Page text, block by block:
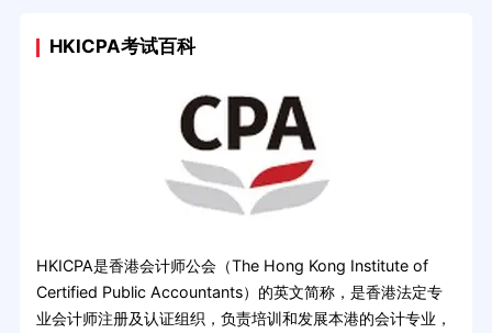
HKICPA考试百科
HKICPA是香港会计师公会（The Hong Kong Institute of
Certified Public Accountants）的英文简称，是香港法定专
业会计师注册及认证组织，负责培训和发展本港的会计专业，